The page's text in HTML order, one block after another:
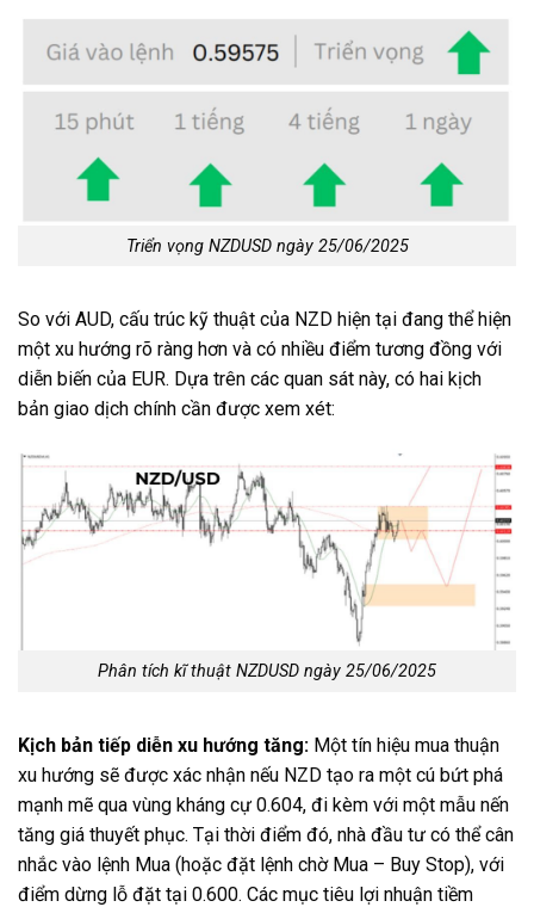
Triển vọng NZDUSD ngày 25/06/2025
So với AUD, cấu trúc kỹ thuật của NZD hiện tại đang thể hiện
một xu hướng rõ ràng hơn và có nhiều điểm tương đồng với
diễn biến của EUR. Dựa trên các quan sát này, có hai kịch
bản giao dịch chính cần được xem xét:
Phân tích kĩ thuật NZDUSD ngày 25/06/2025
Kịch bản tiếp diễn xu hướng tăng: Một tín hiệu mua thuận
xu hướng sẽ được xác nhận nếu NZD tạo ra một cú bứt phá
mạnh mẽ qua vùng kháng cự 0.604, đi kèm với một mẫu nến
tăng giá thuyết phục. Tại thời điểm đó, nhà đầu tư có thể cân
nhắc vào lệnh Mua (hoặc đặt lệnh chờ Mua – Buy Stop), với
điểm dừng lỗ đặt tại 0.600. Các mục tiêu lợi nhuận tiềm